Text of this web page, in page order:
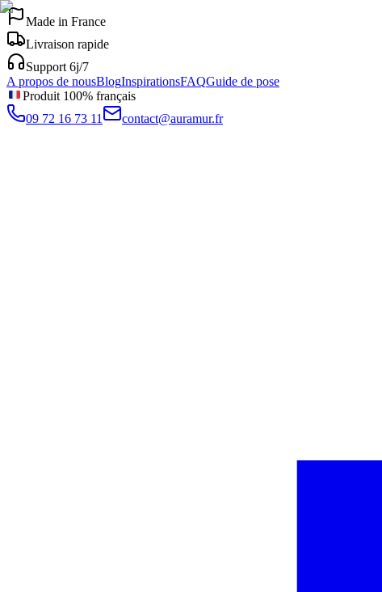
Made in France
Livraison rapide
Support 6j/7
A propos de nousBlogInspirationsFAQGuide de pose
Produit 100% français
09 72 16 73 11
contact@auramur.fr